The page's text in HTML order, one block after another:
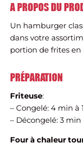
A PROPOS DU
Un hamburger
dans votre
portion de frites en
PRÉPARATION
Friteuse:
– Congelé: 4 min à
– Décongelé: 3 min
Four à chaleur